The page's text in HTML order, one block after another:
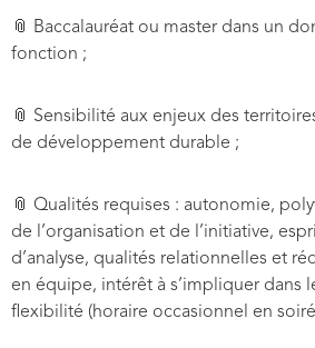
📎 Baccalauréat ou master dans un
fonction ;
📎 Sensibilité aux enjeux des
de développement durable ;
📎 Qualités requises : autonomie,
de l’organisation et de l’initiative,
d’analyse, qualités relationnelles et
en équipe, intérêt à s’impliquer dans
flexibilité (horaire occasionnel en